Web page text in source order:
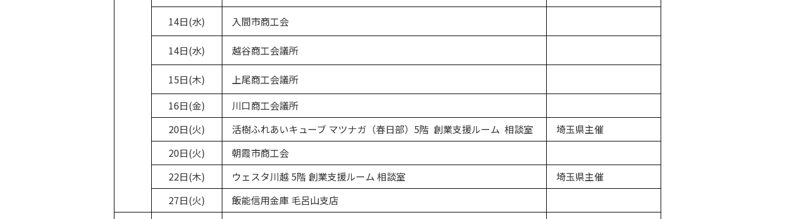
14日(水) 入間市商工会
14日(水) 越谷商工会議所
15日(木)
上尾商工会議所
16日(金)
川口商工会議所
20日(火)
活樹ふれあいキューブ マツナガ（春日部）5階 創業支援ルーム 相談室
埼玉県主催
20日(火)
朝霞市商工会
22日(木)
ウェスタ川越 5階 創業支援ルーム 相談室
埼玉県主催
27日(火)
飯能信用金庫 毛呂山支店